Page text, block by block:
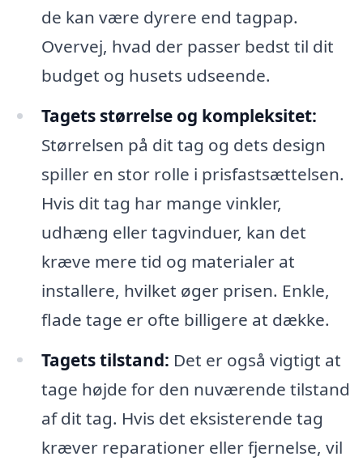
de kan være dyrere end tagpap.
Overvej, hvad der passer bedst til dit
budget og husets udseende.
Tagets størrelse og kompleksitet:
Størrelsen på dit tag og dets design
spiller en stor rolle i prisfastsættelsen.
Hvis dit tag har mange vinkler,
udhæng eller tagvinduer, kan det
kræve mere tid og materialer at
installere, hvilket øger prisen. Enkle,
flade tage er ofte billigere at dække.
Tagets tilstand: Det er også vigtigt at
tage højde for den nuværende tilstand
af dit tag. Hvis det eksisterende tag
kræver reparationer eller fjernelse, vil